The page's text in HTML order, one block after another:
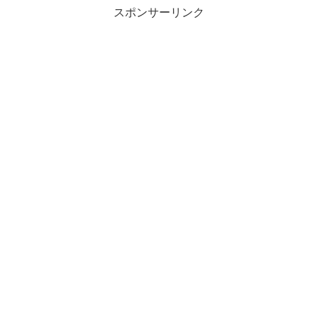
スポンサーリンク